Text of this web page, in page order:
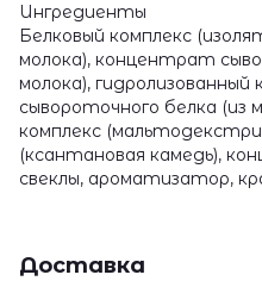
Ингредиенты
Белковый комплекс
молока), концентрат
молока),
сывороточного белка (из
комплекс
(ксантановая камедь),
свеклы, ароматизатор,
Доставка